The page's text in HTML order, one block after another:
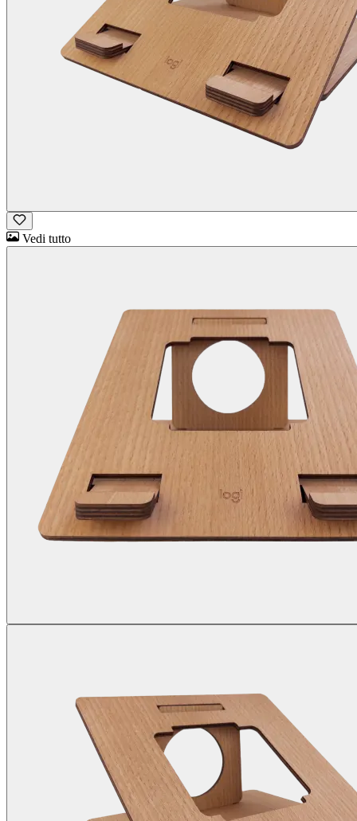
Vedi tutto